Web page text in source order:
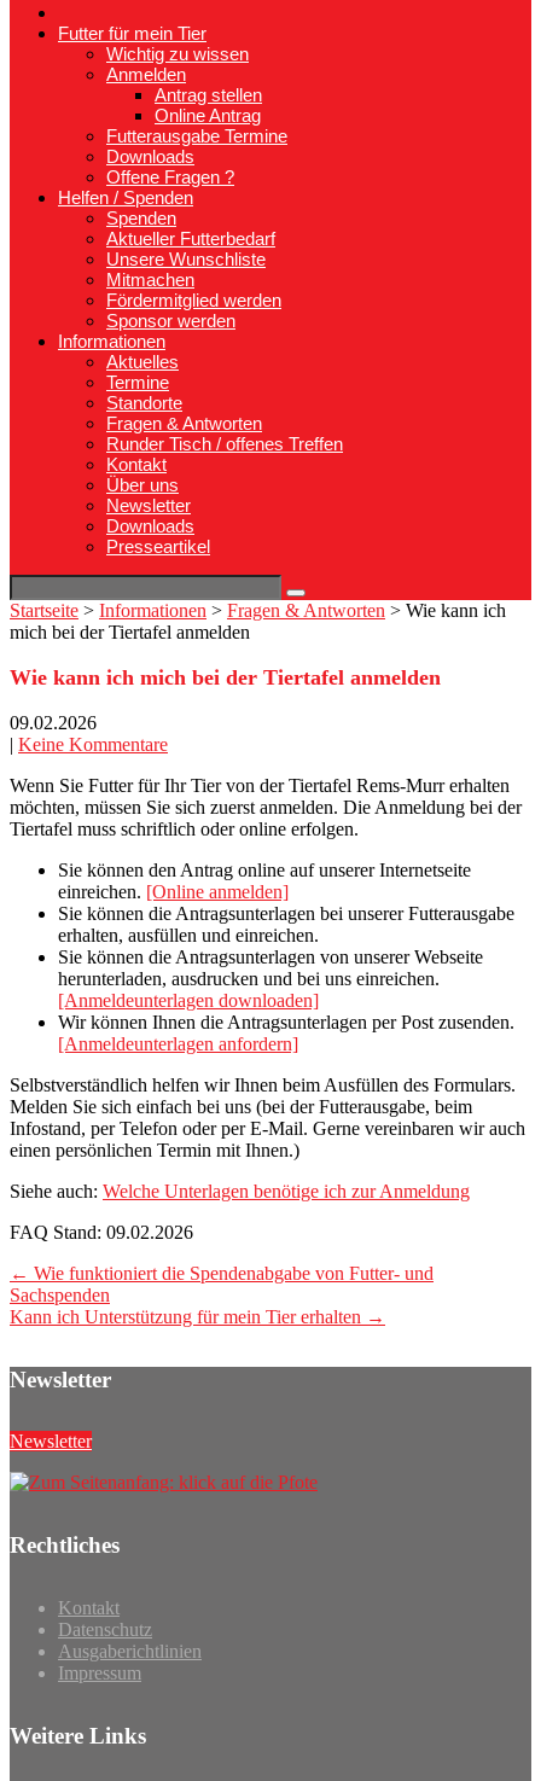
Futter für mein Tier
Wichtig zu wissen
Anmelden
Antrag stellen
Online Antrag
Futterausgabe Termine
Downloads
Offene Fragen ?
Helfen / Spenden
Spenden
Aktueller Futterbedarf
Unsere Wunschliste
Mitmachen
Fördermitglied werden
Sponsor werden
Informationen
Aktuelles
Termine
Standorte
Fragen & Antworten
Runder Tisch / offenes Treffen
Kontakt
Über uns
Newsletter
Downloads
Presseartikel
Startseite > Informationen > Fragen & Antworten > Wie kann ich
mich bei der Tiertafel anmelden
Wie kann ich mich bei der Tiertafel anmelden
09.02.2026
| Keine Kommentare
Wenn Sie Futter für Ihr Tier von der Tiertafel Rems-Murr erhalten
möchten, müssen Sie sich zuerst anmelden. Die Anmeldung bei der
Tiertafel muss schriftlich oder online erfolgen.
Sie können den Antrag online auf unserer Internetseite
einreichen. [Online anmelden]
Sie können die Antragsunterlagen bei unserer Futterausgabe
erhalten, ausfüllen und einreichen.
Sie können die Antragsunterlagen von unserer Webseite
herunterladen, ausdrucken und bei uns einreichen.
[Anmeldeunterlagen downloaden]
Wir können Ihnen die Antragsunterlagen per Post zusenden.
[Anmeldeunterlagen anfordern]
Selbstverständlich helfen wir Ihnen beim Ausfüllen des Formulars.
Melden Sie sich einfach bei uns (bei der Futterausgabe, beim
Infostand, per Telefon oder per E-Mail. Gerne vereinbaren wir auch
einen persönlichen Termin mit Ihnen.)
Siehe auch: Welche Unterlagen benötige ich zur Anmeldung
FAQ Stand: 09.02.2026
Post
navigation
← Wie funktioniert die Spendenabgabe von Futter- und
Sachspenden
Kann ich Unterstützung für mein Tier erhalten →
Newsletter
Newsletter
Rechtliches
Kontakt
Datenschutz
Ausgaberichtlinien
Impressum
Weitere Links